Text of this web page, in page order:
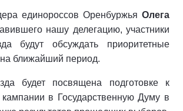
единороссов Оренбуржья Олега
нашу делегацию, участники
будут обсуждать приоритетные
ближайший период.
будет посвящена подготовке к
кампании в Государственную Думу в